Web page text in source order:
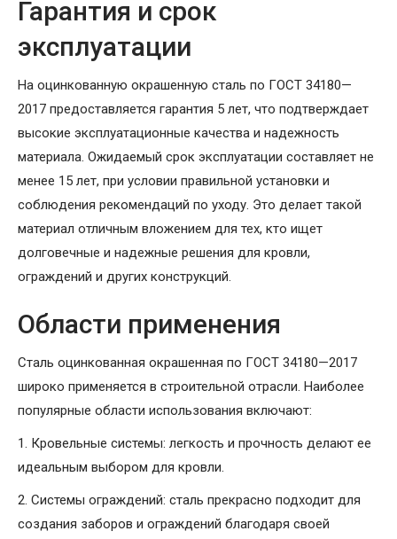
Гарантия и срок
эксплуатации
На оцинкованную окрашенную сталь по ГОСТ 34180—
2017 предоставляется гарантия 5 лет, что подтверждает
высокие эксплуатационные качества и надежность
материала. Ожидаемый срок эксплуатации составляет не
менее 15 лет, при условии правильной установки и
соблюдения рекомендаций по уходу. Это делает такой
материал отличным вложением для тех, кто ищет
долговечные и надежные решения для кровли,
ограждений и других конструкций.
Области применения
Сталь оцинкованная окрашенная по ГОСТ 34180—2017
широко применяется в строительной отрасли. Наиболее
популярные области использования включают:
1. Кровельные системы: легкость и прочность делают ее
идеальным выбором для кровли.
2. Системы ограждений: сталь прекрасно подходит для
создания заборов и ограждений благодаря своей